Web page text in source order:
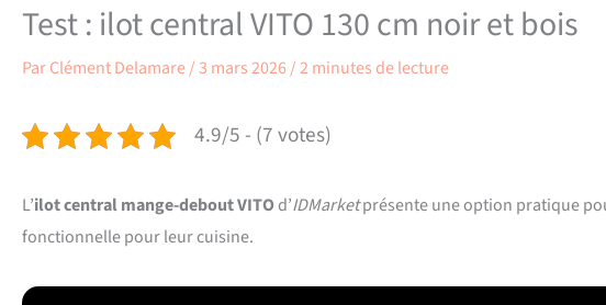
Test : ilot central VITO 130 cm noir et bois
ParClément Delamare/3 mars 2026/2 minutes de lecture
4.9/5 - (7 votes)
L’ilot central mange-debout VITOd’IDMarketprésente une option pratique
fonctionnelle pour leur cuisine.